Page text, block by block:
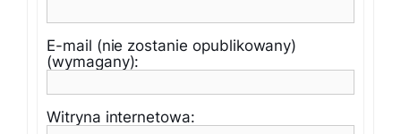
E-mail (nie zostanie opublikowany)
(wymagany):
Witryna internetowa: